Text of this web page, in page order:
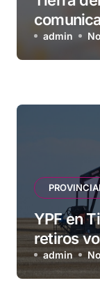
la
vacunas
admin
YPF en
retiros
admin